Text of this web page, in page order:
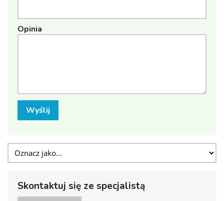
Opinia
Wyślij
Skontaktuj się ze specjalistą